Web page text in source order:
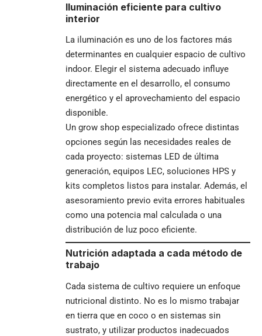
Iluminación eficiente para cultivo
interior
La iluminación es uno de los factores más
determinantes en cualquier espacio de cultivo
indoor. Elegir el sistema adecuado influye
directamente en el desarrollo, el consumo
energético y el aprovechamiento del espacio
disponible.
Un grow shop especializado ofrece distintas
opciones según las necesidades reales de
cada proyecto: sistemas LED de última
generación, equipos LEC, soluciones HPS y
kits completos listos para instalar. Además, el
asesoramiento previo evita errores habituales
como una potencia mal calculada o una
distribución de luz poco eficiente.
Nutrición adaptada a cada método de
trabajo
Cada sistema de cultivo requiere un enfoque
nutricional distinto. No es lo mismo trabajar
en tierra que en coco o en sistemas sin
sustrato, y utilizar productos inadecuados